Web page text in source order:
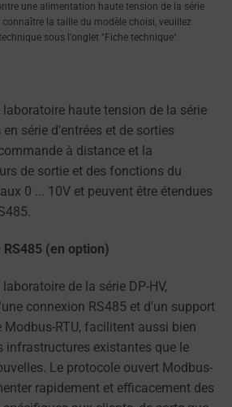
une alimentation haute tension de la série
connaître la taille du modèle choisi, veuillez
sous l'onglet "Fiche technique".
haute tension de la série
série d'entrées et de sorties
à distance et la
de sortie et des fonctions du
0 ... 10V et peuvent être étendues
(en option)
de la série DP-HV,
connexion RS485 et d'un support
RTU, facilitent aussi bien
infrastructures existantes que le
Le protocole ouvert Modbus-
rapidement et efficacement des